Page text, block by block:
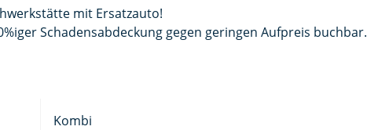
mit Ersatzauto!
Schadensabdeckung gegen geringen Aufpreis buchbar.
Kombi